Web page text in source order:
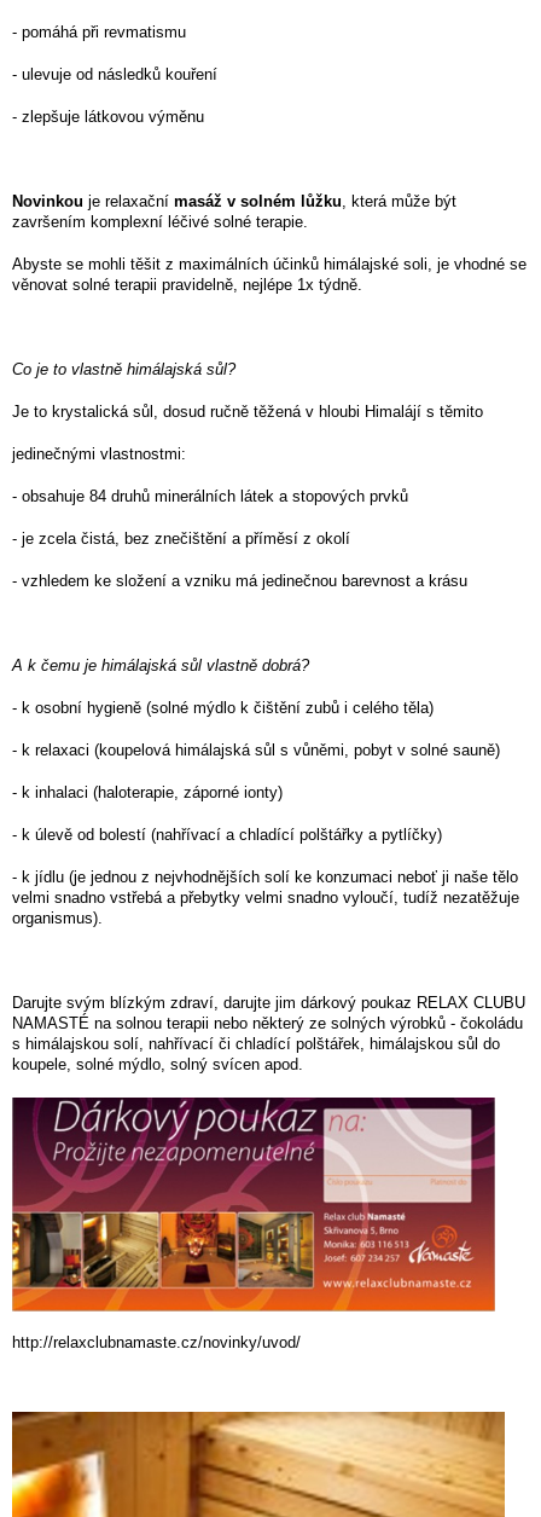
- pomáhá při revmatismu
- ulevuje od následků kouření
- zlepšuje látkovou výměnu
Novinkou je relaxační masáž v solném lůžku, která může být
završením komplexní léčivé solné terapie.
Abyste se mohli těšit z maximálních účinků himálajské soli, je vhodné se
věnovat solné terapii pravidelně, nejlépe 1x týdně.
Co je to vlastně himálajská sůl?
Je to krystalická sůl, dosud ručně těžená v hloubi Himalájí s těmito
jedinečnými vlastnostmi:
- obsahuje 84 druhů minerálních látek a stopových prvků
- je zcela čistá, bez znečištění a příměsí z okolí
- vzhledem ke složení a vzniku má jedinečnou barevnost a krásu
A k čemu je himálajská sůl vlastně dobrá?
- k osobní hygieně (solné mýdlo k čištění zubů i celého těla)
- k relaxaci (koupelová himálajská sůl s vůněmi, pobyt v solné sauně)
- k inhalaci (haloterapie, záporné ionty)
- k úlevě od bolestí (nahřívací a chladící polštářky a pytlíčky)
- k jídlu (je jednou z nejvhodnějších solí ke konzumaci neboť ji naše tělo
velmi snadno vstřebá a přebytky velmi snadno vyloučí, tudíž nezatěžuje
organismus).
Darujte svým blízkým zdraví, darujte jim dárkový poukaz RELAX CLUBU
NAMASTÉ na solnou terapii nebo některý ze solných výrobků - čokoládu
s himálajskou solí, nahřívací či chladící polštářek, himálajskou sůl do
koupele, solné mýdlo, solný svícen apod.
http://relaxclubnamaste.cz/novinky/uvod/